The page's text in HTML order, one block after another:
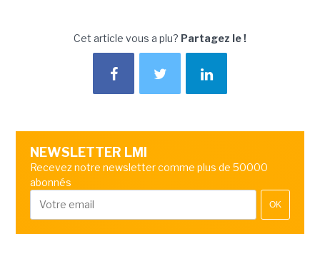
Cet article vous a plu? Partagez le !
NEWSLETTER LMI
Recevez notre newsletter comme plus de 50000
abonnés
OK